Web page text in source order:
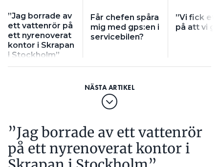
”Jag borrade av
ett vattenrör på
ett nyrenoverat
kontor i Skrapan
i Stockholm”
Får chefen spåra
mig med gps:en i
servicebilen?
”Vi fick
på att vi
”Jag borrade av ett vattenrör
på ett nyrenoverat kontor i